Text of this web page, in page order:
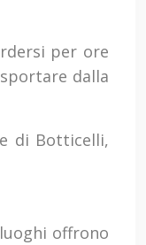
per ore
dalla
di Botticelli,
offrono